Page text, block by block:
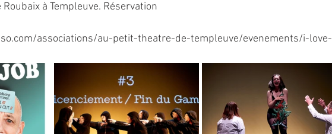
à Templeuve. Réservation
associations/au-petit-theatre-de-templeuve/evenements/i-love-